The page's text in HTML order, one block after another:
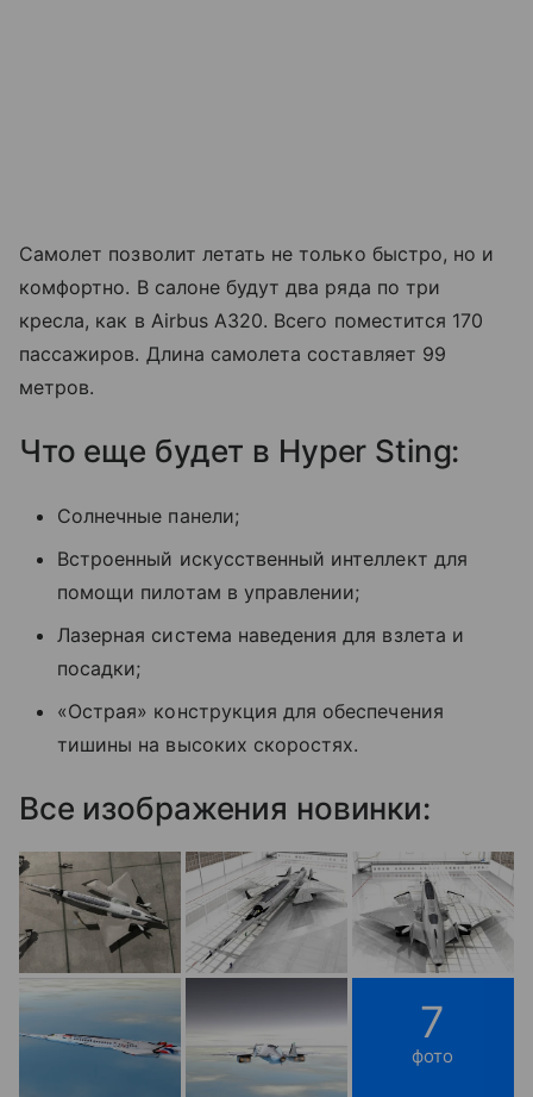
Самолет позволит летать не только быстро, но и
комфортно. В салоне будут два ряда по три
кресла, как в Airbus A320. Всего поместится 170
пассажиров. Длина самолета составляет 99
метров.
Что еще будет в Hyper Sting:
Солнечные панели;
Встроенный искусственный интеллект для
помощи пилотам в управлении;
Лазерная система наведения для взлета и
посадки;
«Острая» конструкция для обеспечения
тишины на высоких скоростях.
Все изображения новинки:
7
фото